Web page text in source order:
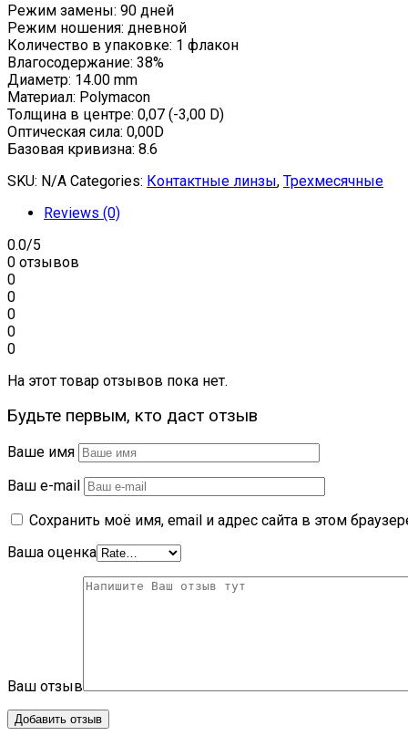
Режим замены: 90 дней
Режим ношения: дневной
Количество в упаковке: 1 флакон
Влагосодержание: 38%
Диаметр: 14.00 mm
Материал: Polymacon
Толщина в центре: 0,07 (-3,00 D)
Оптическая сила: 0,00D
Базовая кривизна: 8.6
SKU: N/A Categories: Контактные линзы, Трехмесячные
Reviews (0)
0.0/5
0 отзывов
0
0
0
0
0
На этот товар отзывов пока нет.
Будьте первым, кто даст отзыв
Ваше имя
Ваш e-mail
Сохранить моё имя, email и адрес сайта в этом
Ваша оценка
Ваш отзыв